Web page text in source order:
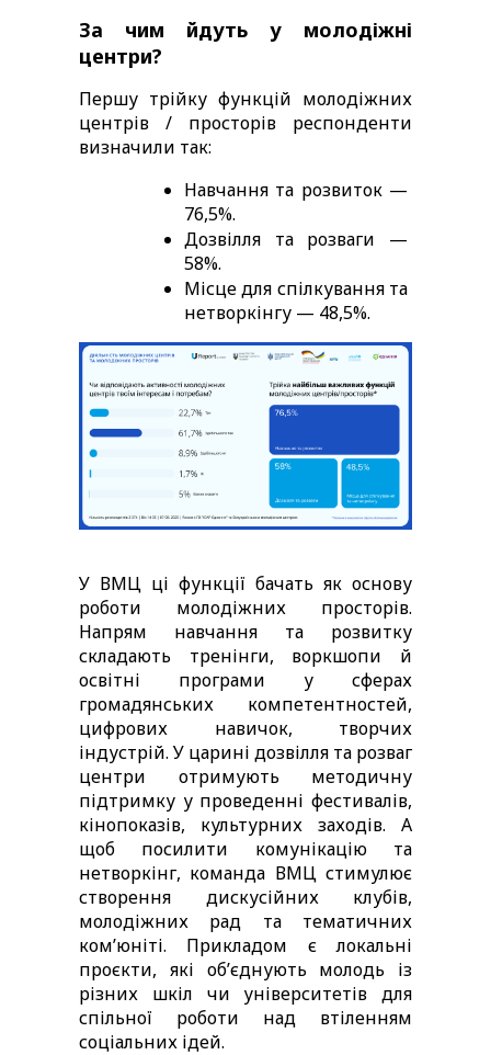
За чим йдуть у молодіжні
центри?
Першу трійку функцій молодіжних
центрів / просторів респонденти
визначили так:
Навчання та розвиток —
76,5%.
Дозвілля та розваги —
58%.
Місце для спілкування та
нетворкінгу — 48,5%.
У ВМЦ ці функції бачать як основу
роботи молодіжних просторів.
Напрям навчання та розвитку
складають тренінги, воркшопи й
освітні програми у сферах
громадянських компетентностей,
цифрових навичок, творчих
індустрій. У царині дозвілля та розваг
центри отримують методичну
підтримку у проведенні фестивалів,
кінопоказів, культурних заходів. А
щоб посилити комунікацію та
нетворкінг, команда ВМЦ стимулює
створення дискусійних клубів,
молодіжних рад та тематичних
ком’юніті. Прикладом є локальні
проєкти, які об’єднують молодь із
різних шкіл чи університетів для
спільної роботи над втіленням
соціальних ідей.